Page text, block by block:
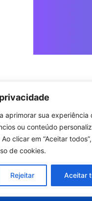
aprimorar sua experiência
ou conteúdo
clicar em “Aceitar
de cookies.
Rejeitar Aceitar
manter
em contato
avaliação